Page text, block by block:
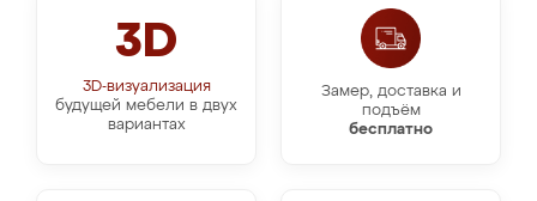
3D
3D-визуализация
будущей мебели в двух
вариантах
Замер, доставка и
подъём
бесплатно